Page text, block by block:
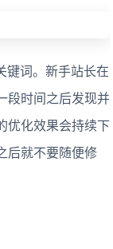
词。新手站长在
段时间之后发现并
优化效果会持续下
后就不要随便修